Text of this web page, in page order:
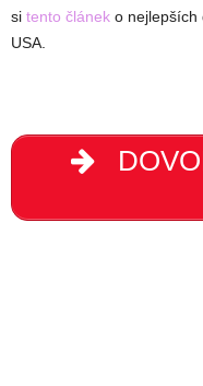
si tento článek o nejlepších
USA.